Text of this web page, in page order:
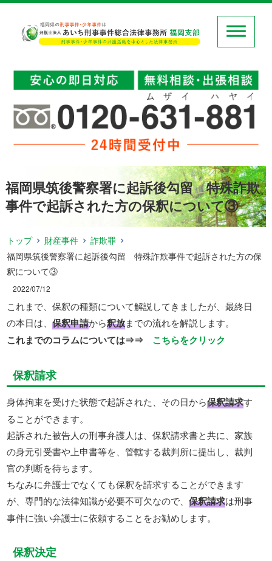
福岡県筑後警察署に起訴後勾留 特殊詐欺
事件で起訴された方の保釈について③
トップ 財産事件
詐欺罪
福岡県筑後警察署に起訴後勾留 特殊詐欺事件で起訴された方の保
釈について③
2022/07/12
これまで、保釈の種類について解説してきましたが、最終日
の本日は、保釈申請から釈放までの流れを解説します。
これまでのコラムについては⇒⇒ こちらをクリック
保釈請求
身体拘束を受けた状態で起訴された、その日から保釈請求す
ることができます。
起訴された被告人の刑事弁護人は、保釈請求書と共に、家族
の身元引受書や上申書等を、管轄する裁判所に提出し、裁判
官の判断を待ちます。
ちなみに弁護士でなくても保釈を請求することができます
が、専門的な法律知識が必要不可欠なので、保釈請求は刑事
事件に強い弁護士に依頼することをお勧めします。
保釈決定